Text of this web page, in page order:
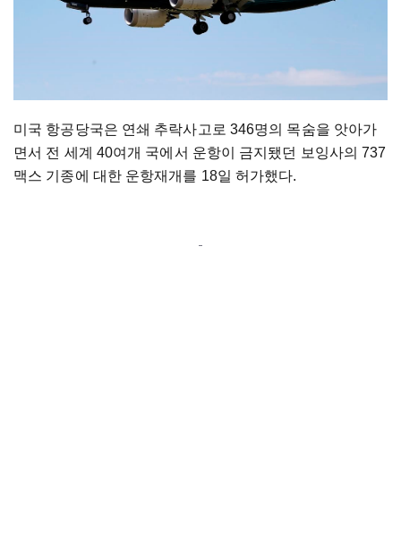
미국 항공당국은 연쇄 추락사고로 346명의 목숨을 앗아가
면서 전 세계 40여개 국에서 운항이 금지됐던 보잉사의 737
맥스 기종에 대한 운항재개를 18일 허가했다.